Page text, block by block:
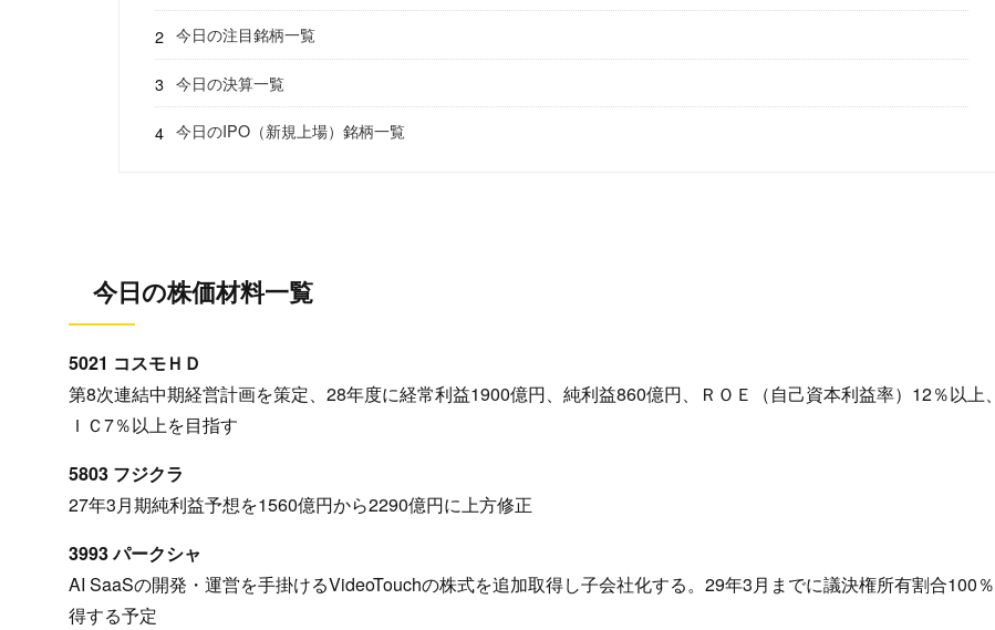
今日の注目銘柄一覧
今日の決算一覧
今日のIPO（新規上場）銘柄一覧
今日の株価材料一覧
5021 コスモＨＤ
第8次連結中期経営計画を策定、28年度に経常利益1900億円、純利益860億円、ＲＯＥ（自己資本利益率）12％以上
ＩＣ7％以上を目指す
5803 フジクラ
27年3月期純利益予想を1560億円から2290億円に上方修正
3993 パークシャ
AI SaaSの開発・運営を手掛けるVideoTouchの株式を追加取得し子会社化する。29年3月までに議決権所有割合100
得する予定